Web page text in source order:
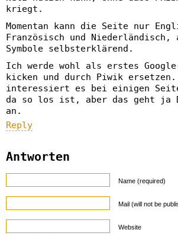
kriegt.
Momentan kann die Seite nur
Französisch und Niederländisch,
Symbole selbsterklärend.
Ich werde wohl als erstes
kicken und durch Piwik ersetzen.
interessiert es bei einigen
da so los ist, aber das geht ja
an.
Reply
Antworten
Name (required)
Mail (will not be
Website